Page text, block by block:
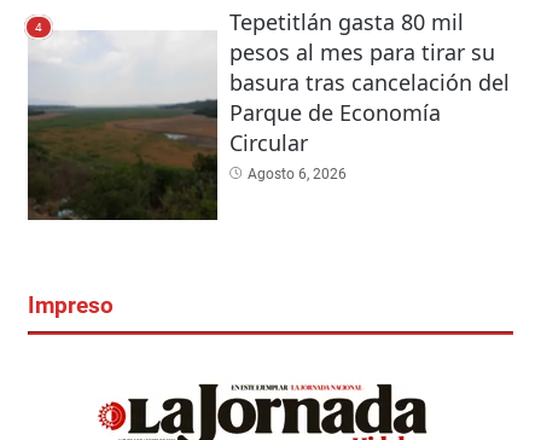
4
Tepetitlán gasta 80 mil
pesos al mes para tirar su
basura tras cancelación del
Parque de Economía
Circular
Agosto 6, 2026
Impreso